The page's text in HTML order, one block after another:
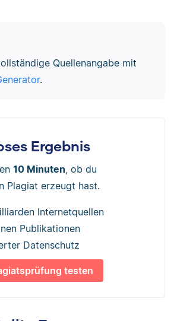
Quellenangabe mit
.
Ergebnis
10 Minuten, ob du
Plagiat erzeugt hast.
Internetquellen
Publikationen
Datenschutz
testen